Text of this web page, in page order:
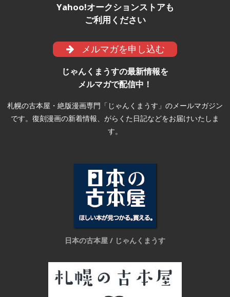
Yahoo!オークションストアも
ご利用ください
メルマガを申し込む
じゃんくまうすの最新情報を
メルマガで配信中！
札幌の古本屋・絶版漫画専門「じゃんくまうす」のメールマガジン
です。復刻漫画の新着情報、がらくた日記などをお届けいたしま
す。
日本の古本屋 / じゃんくまうす